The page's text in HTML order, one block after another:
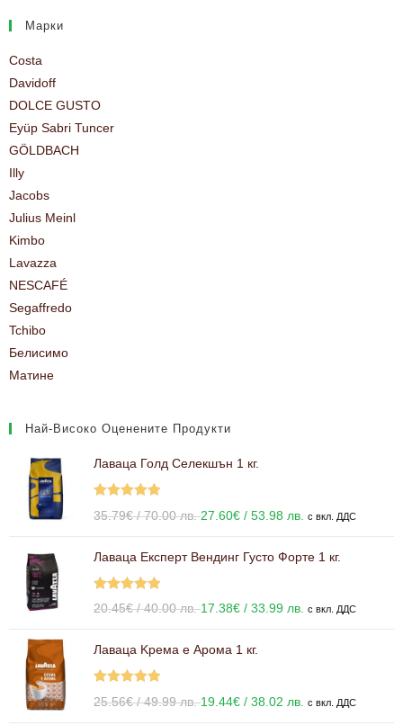
Марки
Costa
Davidoff
DOLCE GUSTO
Eyüp Sabri Tuncer
GÖLDBACH
Illy
Jacobs
Julius Meinl
Kimbo
Lavazza
NESCAFÉ
Segaffredo
Tchibo
Белисимо
Матине
Най-Високо Оценените Продукти
Лаваца Голд Селекшън 1 кг.
Оценено с
35.79€/ 70.00 лв.27.60€ / 53.98 лв. с вкл. ДДС
Лаваца Експерт Вендинг Густо Форте 1 кг.
Оценено с
20.45€/ 40.00 лв.17.38€ / 33.99 лв. с вкл. ДДС
Лаваца Kрема е Арома 1 кг.
Оценено с
25.56€/ 49.99 лв.19.44€ / 38.02 лв. с вкл. ДДС